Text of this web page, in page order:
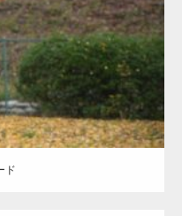
AKIHITO(細マッチョ) 背中
ド